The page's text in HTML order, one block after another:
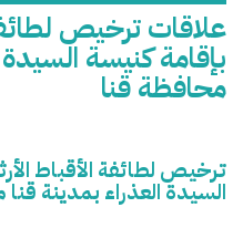
علاقات ترخيص
بإقامة كنيسة السيدة
محافظة قنا
ترخيص لطائفة الأقباط
السيدة العذراء بمدينة